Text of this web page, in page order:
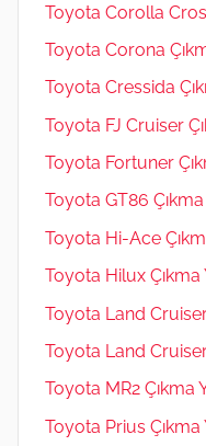
Toyota Corolla
Toyota Corona
Toyota Cressida
Toyota FJ Cruiser
Toyota Fortuner
Toyota GT86
Toyota Hi-Ace
Toyota Hilux Çıkma
Toyota Land
Toyota Land
Toyota MR2 Çıkma
Toyota Prius Çıkma